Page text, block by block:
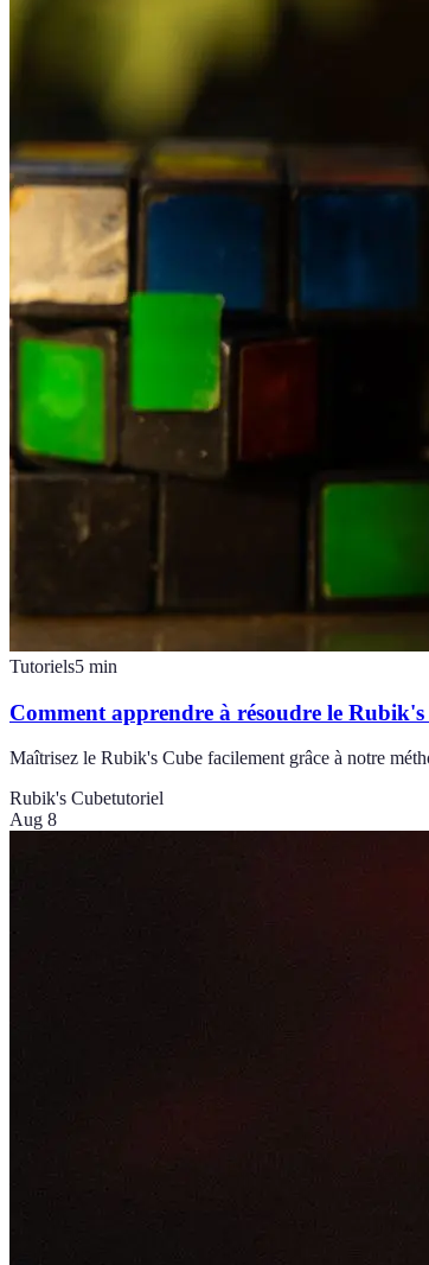
Tutoriels5 min
Comment apprendre à résoudre le Rubik's
Maîtrisez le Rubik's Cube facilement grâce à notre
Rubik's Cubetutoriel
Aug 8